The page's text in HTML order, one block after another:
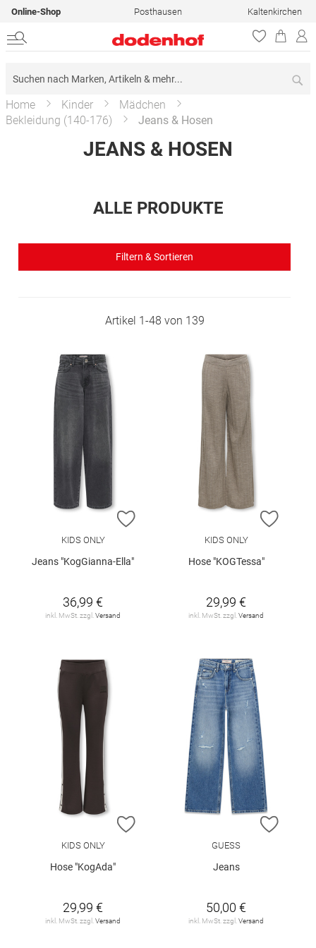
Online-Shop Posthausen Kaltenkirchen
Home Kinder
Mädchen
Bekleidung (140-176)
Jeans & Hosen
JEANS & HOSEN
ALLE PRODUKTE
Filtern & Sortieren
Artikel 1-48 von 139
ZUR WUNSCHLISTE HINZUFÜGEN
KIDS ONLY
Jeans "KogGianna-Ella"
36,99 €
inkl. MwSt. zzgl. Versand
ZUR
KIDS ONLY
Hose "KOGTessa"
29,99 €
inkl. MwSt. zzgl. Versand
ZUR WUNSCHLISTE HINZUFÜGEN
KIDS ONLY
Hose "KogAda"
29,99 €
inkl. MwSt. zzgl. Versand
ZUR
GUESS
Jeans
50,00 €
inkl. MwSt. zzgl. Versand